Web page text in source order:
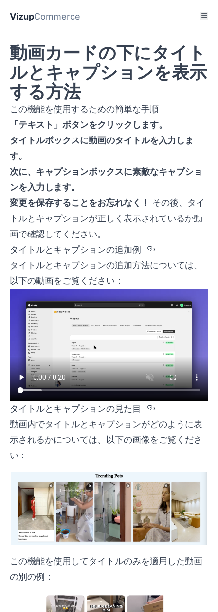
VizupCommerce
動画カードの下にタイト
ルとキャプションを表示
する方法
この機能を使用するための簡単な手順：
「テキスト」ボタンをクリックします。
タイトルボックスに動画のタイトルを入力しま
す。
次に、キャプションボックスに素敵なキャプショ
ンを入力します。
変更を保存することをお忘れなく！
その後、タイ
トルとキャプションが正しく表示されているか動
画で確認してください。
タイトルとキャプションの追加例
Section titled
タイトルとキャプションの追加方法については、
以下の動画をご覧ください：
タイトルとキャプションの見た目
Section titled
動画内でタイトルとキャプションがどのように表
示されるかについては、以下の画像をご覧くださ
い：
この機能を使用してタイトルのみを適用した動画
の別の例：